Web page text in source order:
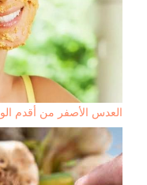
العدس الأصفر من أقدم